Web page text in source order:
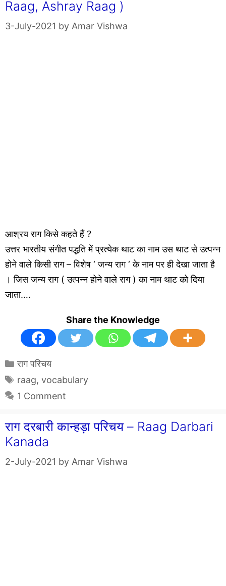
Raag, Ashray Raag )
3-July-2021 by Amar Vishwa
आश्रय राग किसे कहते हैं ?
उत्तर भारतीय संगीत पद्धति में प्रत्येक थाट का नाम उस थाट से उत्पन्न
होने वाले किसी राग – विशेष ‘ जन्य राग ‘ के नाम पर ही देखा जाता है
। जिस जन्य राग ( उत्पन्न होने वाले राग ) का नाम थाट को दिया
जाता….
Share the Knowledge
Categories
राग परिचय
Tags
raag, vocabulary
1 Comment
राग दरबारी कान्हड़ा परिचय – Raag Darbari
Kanada
2-July-2021 by Amar Vishwa